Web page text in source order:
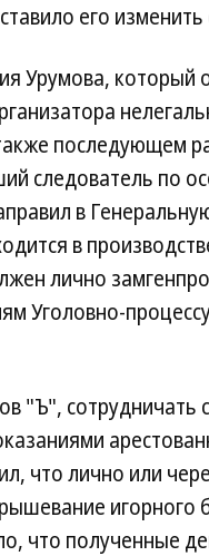
его
Урумова, который
последующем
следователь по
в
в
лично
Уголовно-
"Ъ",
что лично или
игорного
что полученные